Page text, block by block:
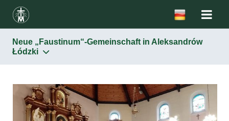
Neue „Faustinum“-Gemeinschaft in Aleksandrów
Łódzki